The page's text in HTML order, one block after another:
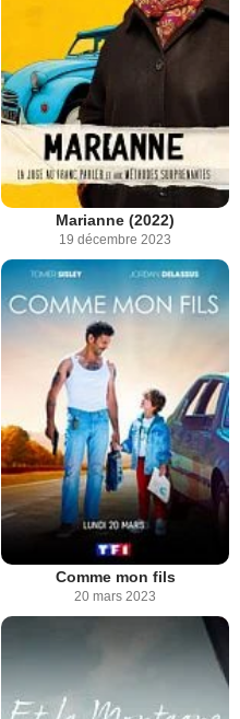
Marianne (2022)
19 décembre 2023
Comme mon fils
20 mars 2023